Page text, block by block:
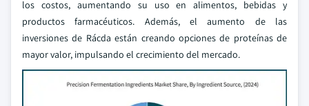
los costos, aumentando su uso en alimentos, bebidas y
productos farmacéuticos. Además, el aumento de las
inversiones de Rácda están creando opciones de proteínas de
mayor valor, impulsando el crecimiento del mercado.